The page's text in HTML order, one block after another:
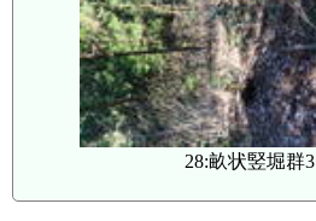
28:畝状竪堀群3